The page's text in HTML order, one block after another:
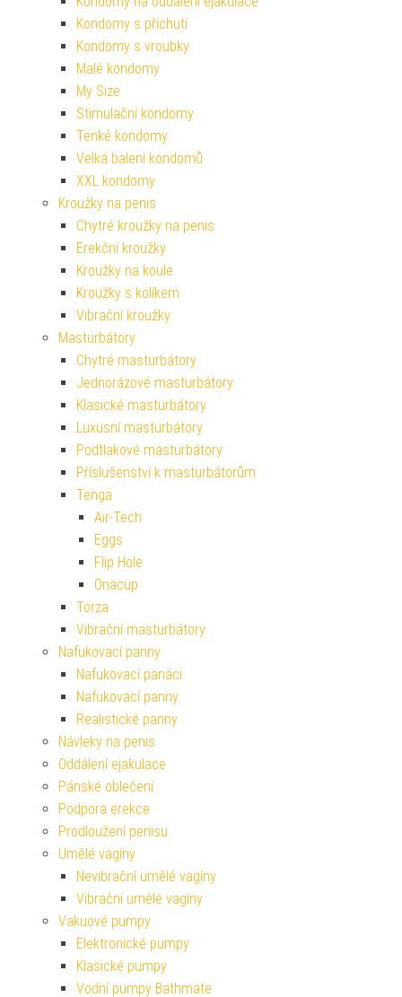
Kondomy s příchutí
Kondomy s vroubky
Malé kondomy
My Size
Stimulační kondomy
Tenké kondomy
Velká balení kondomů
XXL kondomy
Kroužky na penis
Chytré kroužky na penis
Erekční kroužky
Kroužky na koule
Kroužky s kolíkem
Vibrační kroužky
Masturbátory
Chytré masturbátory
Jednorázové masturbátory
Klasické masturbátory
Luxusní masturbátory
Podtlakové masturbátory
Příslušenství k masturbátorům
Tenga
Air-Tech
Eggs
Flip Hole
Onacup
Torza
Vibrační masturbátory
Nafukovací panny
Nafukovací panáci
Nafukovací panny
Realistické panny
Návleky na penis
Oddálení ejakulace
Pánské oblečení
Podpora erekce
Prodloužení penisu
Umělé vagíny
Nevibrační umělé vagíny
Vibrační umělé vagíny
Vakuové pumpy
Elektronické pumpy
Klasické pumpy
Vodní pumpy Bathmate